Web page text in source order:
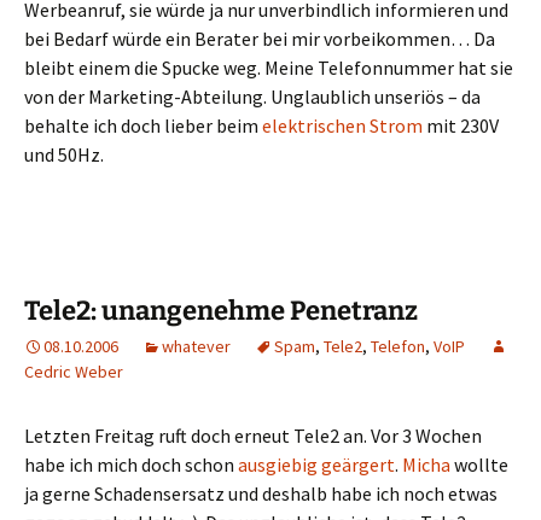
Werbeanruf, sie würde ja nur unverbindlich informieren und
bei Bedarf würde ein Berater bei mir vorbeikommen… Da
bleibt einem die Spucke weg. Meine Telefonnummer hat sie
von der Marketing-Abteilung. Unglaublich unseriös – da
behalte ich doch lieber beim elektrischen Strom mit 230V
und 50Hz.
Tele2: unangenehme Penetranz
08.10.2006 whatever Spam, Tele2, Telefon, VoIP
Cedric Weber
Letzten Freitag ruft doch erneut Tele2 an. Vor 3 Wochen
habe ich mich doch schon ausgiebig geärgert. Micha wollte
ja gerne Schadensersatz und deshalb habe ich noch etwas